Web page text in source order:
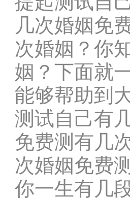
几次婚姻免
次婚姻？你
姻？下面就
能够帮助到
测试自己有
免费测有几
次婚姻免费
你一生有几